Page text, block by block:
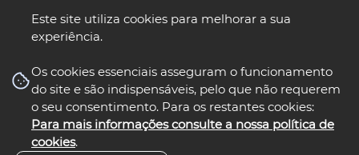
Este site utiliza cookies para melhorar a sua
experiência.
Os cookies essenciais asseguram o funcionamento
do site e são indispensáveis, pelo que não requerem
o seu consentimento. Para os restantes cookies:
Para mais informações consulte a nossa política de
cookies.
nos select language